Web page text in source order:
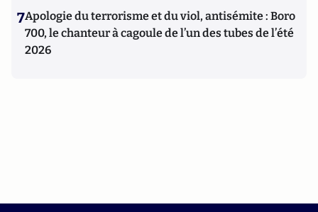
7Apologie du terrorisme et du viol, antisémite : Boro
700, le chanteur à cagoule de l’un des tubes de l’été
2026